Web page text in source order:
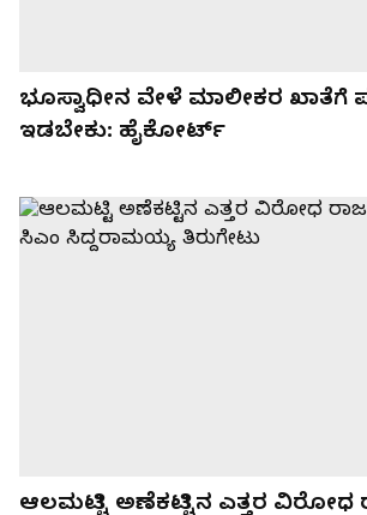
ಭೂಸ್ವಾಧೀನ ವೇಳೆ ಮಾಲೀಕರ ಖಾತೆಗೆ
ಇಡಬೇಕು: ಹೈಕೋರ್ಟ್
ಆಲಮಟ್ಟಿ ಅಣೆಕಟ್ಟಿನ ಎತ್ತರ ವಿರೋಧ